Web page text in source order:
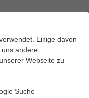
Einige davon
uns andere
Webseite zu
Suche